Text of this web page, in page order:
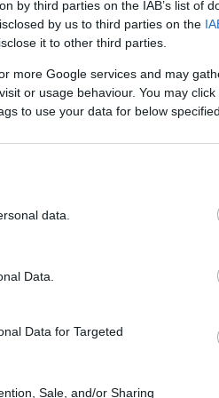
by third parties on the IAB’s list of
by us to third parties on the
it to other third parties.
more Google services and may
or usage behaviour. You may
to use your data for below
data.
Data.
Data for Targeted
Sale, and/or Sharing
e
partecipare al
l’ACC
Dan Gavitt,
dei Blue
della squadra.